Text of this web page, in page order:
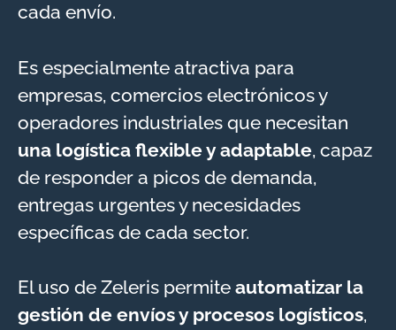
cada envío.
Es especialmente atractiva para
empresas, comercios electrónicos y
operadores industriales que necesitan
una logística flexible y adaptable, capaz
de responder a picos de demanda,
entregas urgentes y necesidades
específicas de cada sector.
El uso de Zeleris permite automatizar la
gestión de envíos y procesos logísticos,